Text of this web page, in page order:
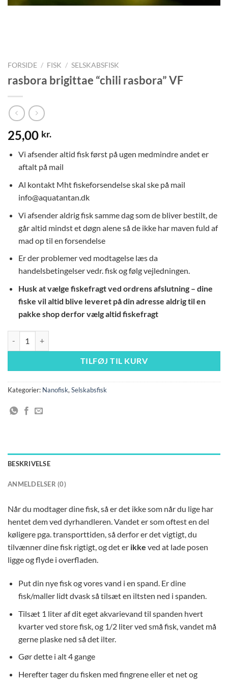
FORSIDE / FISK / SELSKABSFISK
rasbora brigittae “chili rasbora” VF
25,00 kr.
Vi afsender altid fisk først på ugen medmindre andet er
aftalt på mail
Al kontakt Mht fiskeforsendelse skal ske på mail
info@aquatantan.dk
Vi afsender aldrig fisk samme dag som de bliver bestilt, de
går altid mindst et døgn alene så de ikke har maven fuld af
mad op til en forsendelse
Er der problemer ved modtagelse læs da
handelsbetingelser vedr. fisk og følg vejledningen.
Husk at vælge fiskefragt ved ordrens afslutning – dine
fiske vil altid blive leveret på din adresse aldrig til en
pakke shop derfor vælg altid fiskefragt
TILFØJ TIL KURV
Kategorier: Nanofisk, Selskabsfisk
BESKRIVELSE
ANMELDELSER (0)
Når du modtager dine fisk, så er det ikke som når du lige har
hentet dem ved dyrhandleren. Vandet er som oftest en del
køligere pga. transporttiden, så derfor er det vigtigt, du
tilvænner dine fisk rigtigt, og det er ikke ved at lade posen
ligge og flyde i overfladen.
Put din nye fisk og vores vand i en spand. Er dine
fisk/maller lidt dvask så tilsæt en iltsten ned i spanden.
Tilsæt 1 liter af dit eget akvarievand til spanden hvert
kvarter ved store fisk, og 1/2 liter ved små fisk, vandet må
gerne plaske ned så det ilter.
Gør dette i alt 4 gange
Herefter tager du fisken med fingrene eller et net og